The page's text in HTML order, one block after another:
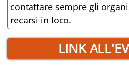
contattare sempre gli
recarsi in loco.
LINK